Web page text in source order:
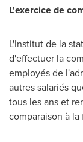
L'exercice de
L'Institut de la
d'effectuer la
employés de
autres salariés
tous les ans et
comparaison à